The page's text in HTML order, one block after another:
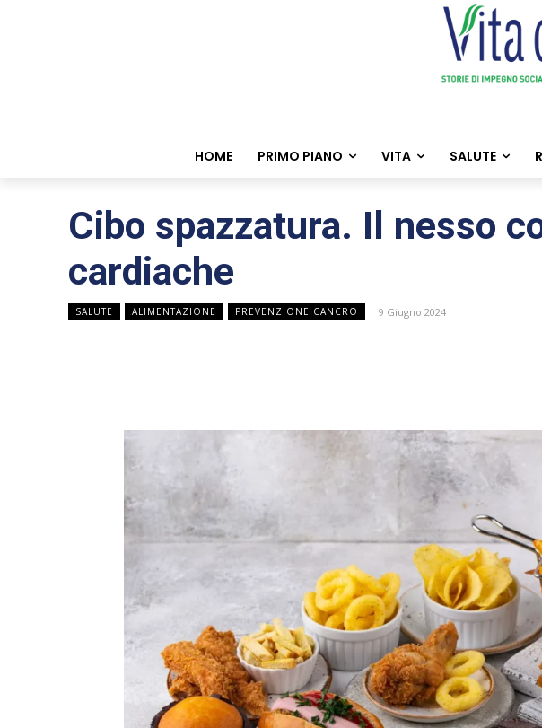
HOME PRIMO PIANO VITA SALUTE
Cibo spazzatura. Il nesso
cardiache
SALUTE ALIMENTAZIONE PREVENZIONE CANCRO 9 Giugno 2024